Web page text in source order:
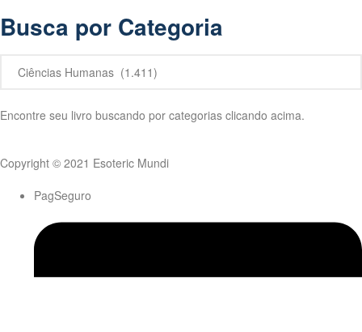
Busca por Categoria
Encontre seu livro buscando por categorias clicando acima.
Copyright © 2021 Esoteric Mundi
PagSeguro